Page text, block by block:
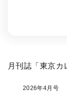
月刊誌「東京
2026年4月号